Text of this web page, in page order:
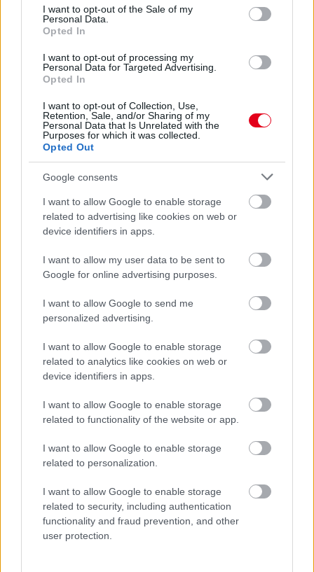
consent section.
I want to opt-out of the Sale of my
Personal Data.
Opted In
I want to opt-out of processing my
Personal Data for Targeted Advertising.
Opted In
I want to opt-out of Collection, Use,
Retention, Sale, and/or Sharing of my
Personal Data that Is Unrelated with the
Purposes for which it was collected.
Opted Out
Google consents
I want to allow Google to enable storage
related to advertising like cookies on web or
device identifiers in apps.
I want to allow my user data to be sent to
Google for online advertising purposes.
I want to allow Google to send me
personalized advertising.
I want to allow Google to enable storage
related to analytics like cookies on web or
device identifiers in apps.
I want to allow Google to enable storage
related to functionality of the website or app.
I want to allow Google to enable storage
related to personalization.
I want to allow Google to enable storage
related to security, including authentication
functionality and fraud prevention, and other
user protection.
Montoya szerint Antonelli kedvessége sem segít
Russellen
Hakkinen megtartaná a Norris-Piastri párost a